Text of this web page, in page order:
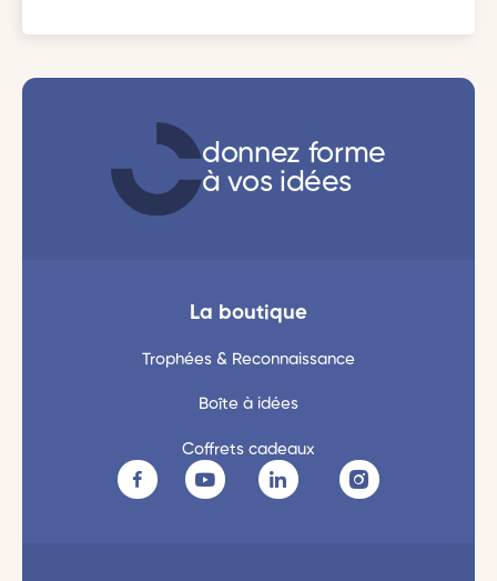
donnez forme
à vos idées
La boutique
Trophées & Reconnaissance
Boîte à idées
Coffrets cadeaux